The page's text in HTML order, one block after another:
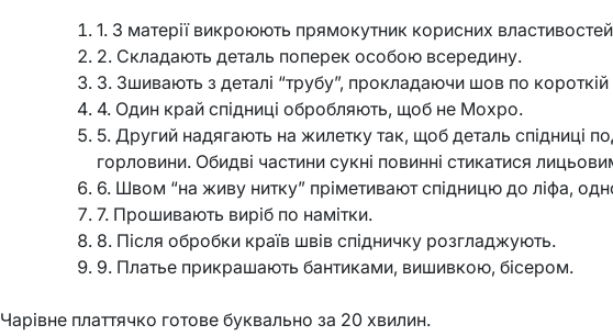
1. З матерії викроюють прямокутник корисних
2. Складають деталь поперек особою всередину.
3. Зшивають з деталі “трубу”, прокладаючи шов по короткій
4. Один край спідниці обробляють, щоб не Мохро.
5. Другий надягають на жилетку так, щоб деталь спідниці
горловини. Обидві частини сукні повинні стикатися
6. Швом “на живу нитку” пріметивают спідницю до ліфа,
7. Прошивають виріб по намітки.
8. Після обробки країв швів спідничку розгладжують.
9. Платье прикрашають бантиками, вишивкою, бісером.
Чарівне платтячко готове буквально за 20 хвилин.